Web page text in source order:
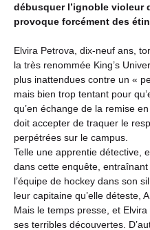
débusquer l’ignoble violeur
provoque forcément des
Elvira Petrova, dix-neuf ans,
la très renommée King’s
plus inattendues contre un «
mais bien trop tentant pour
qu’en échange de la remise
doit accepter de traquer le
perpétrées sur le campus.
Telle une apprentie détective,
dans cette enquête,
l’équipe de hockey dans son
leur capitaine qu’elle déteste,
Mais le temps presse, et
ses terribles découvertes.